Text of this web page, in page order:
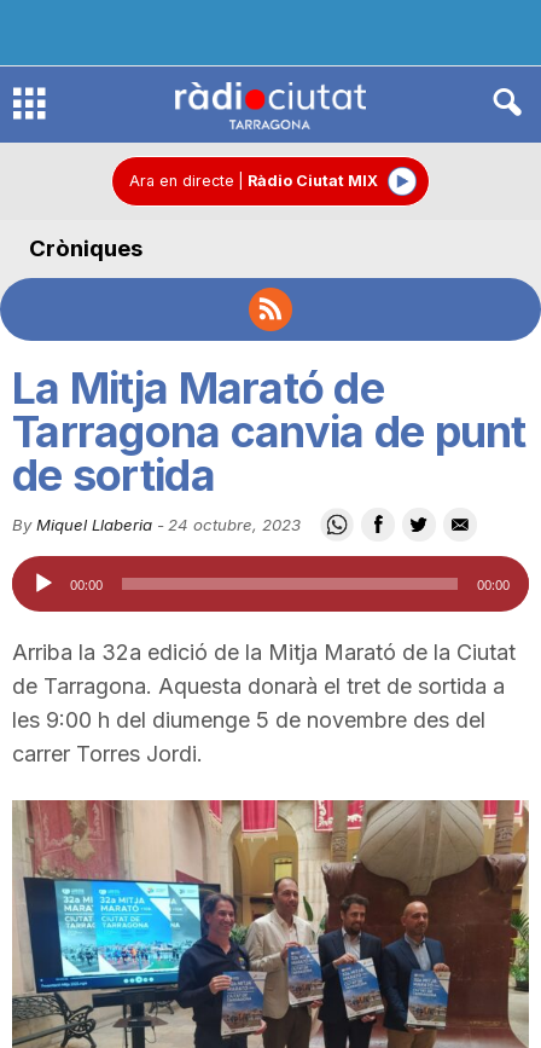
R
d
C
u
t
a
t
e
Ara en directe Ràdio Ciutat MIX
Cròniques
La Mitja Marató de
Tarragona canvia de punt
de sortida
By Miquel Llaberia - 24 octubre, 2023
Reproductor
d'àudio
00:00 00:00
Arriba la 32a edició de la Mitja Marató de la Ciutat
de Tarragona. Aquesta donarà el tret de sortida a
les 9:00 h del diumenge 5 de novembre des del
carrer Torres Jordi.